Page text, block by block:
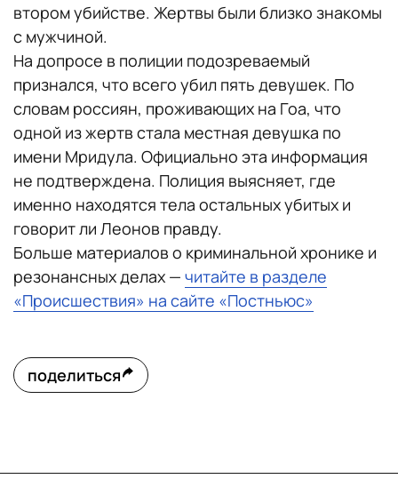
втором убийстве. Жертвы были близко знакомы
с мужчиной.
На допросе в полиции подозреваемый
признался, что всего убил пять девушек. По
словам россиян, проживающих на Гоа, что
одной из жертв стала местная девушка по
имени Мридула. Официально эта информация
не подтверждена. Полиция выясняет, где
именно находятся тела остальных убитых и
говорит ли Леонов правду.
Больше материалов о криминальной хронике и
резонансных делах — читайте в разделе
«Происшествия» на сайте «Постньюс»
поделиться